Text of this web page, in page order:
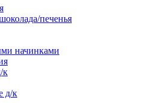
печенья
начинками
к
д/к